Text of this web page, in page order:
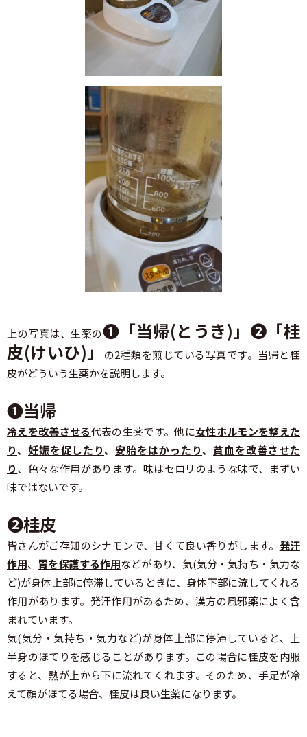
上の写真は、生薬の❶「当帰(とうき)」❷「桂
皮(けいひ)」
の2種類を煎じている写真です。当帰と桂
皮がどういう生薬かを説明します。
❶当帰
冷えを改善させる代表の生薬です。他に女性ホルモンを整えた
り、 妊娠を促したり、 安胎をはかったり、 貧血を改善させた
り、色々な作用があります。味はセロリのような味で、まずい
味ではないです。
❷桂皮
皆さんがご存知のシナモンで、甘くて良い香りがします。 発汗
作用、 胃を保護する作用などがあり、気(気分・気持ち・気力な
ど)が身体上部に停滞しているときに、身体下部に流してくれる
作用があります。発汗作用があるため、漢方の風邪薬によく含
まれています。
気(気分・気持ち・気力など)が身体上部に停滞していると、上
半身のほてりを感じることがあります。この場合に桂皮を内服
すると、熱が上から下に流れてくれます。そのため、手足が冷
えて顔がほてる場合、桂皮は良い生薬になります。